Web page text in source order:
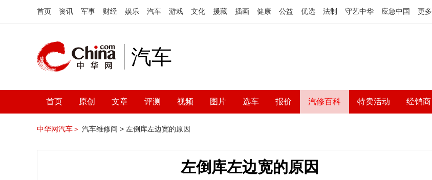
首页 资讯 军事 财经 娱乐 汽车 游戏 文化 援藏 插画 健康 公益 优选 法制 守艺中华 应急中国 更多
汽车
首页 原创 文章 评测 视频 图片 选车 报价 汽修百科 特卖活动 经销商
中华网汽车＞ 汽车维修间 > 左倒库左边宽的原因
左倒库左边宽的原因